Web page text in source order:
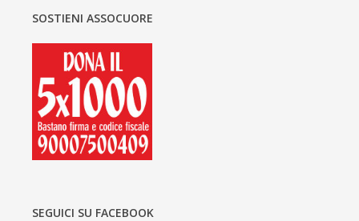
SOSTIENI ASSOCUORE
SEGUICI SU FACEBOOK